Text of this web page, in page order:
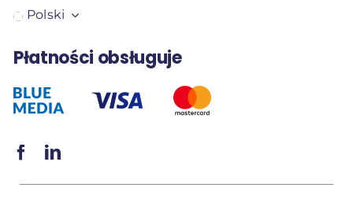
Polski
Płatności obsługuje